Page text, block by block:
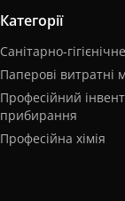
Категорії
Санітарно-
Паперові витратні
Професійний
прибирання
Професійна хімія